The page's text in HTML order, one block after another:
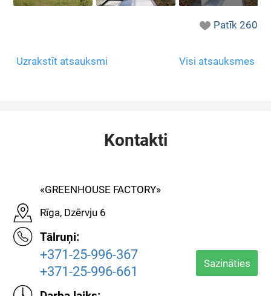
Patīk260
Uzrakstīt atsauksmi Visi atsauksmes
Kontakti
«GREENHOUSE FACTORY»
Rīga, Dzērvju 6
Tālruņi:
+371-25-996-367
+371-25-996-661
Sazināties